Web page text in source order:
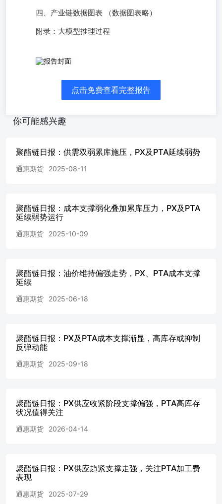
四、产业链数据图表 （数据图表略）
附录：大模型推理过程
PX及PTA供需博弈延续，关注旺季预期支撑 一、日度市场
询：Z0019145手机：
18516056442liyingjie@thqh.com.cnwww.thqh.com.cn 1.
元/吨，较前一交易日收涨0.34%，基差为-52.0元/吨。 成本
630.8万米。 供给端：PX近期装置开工率处于高位，叠加国
内PX新产能投放预期增强，供应压力逐步积累，可能对价
日平均较前值+33%），终端需求显著回暖，叠加“金九银
十”旺季预期，下游织造及聚酯开工率存在进一步上行空
间，对PTA需求形成刚性支撑，进而传导至PX环节。 库存
端：PTA工厂库存较前期略有累积，但当前库存水平仍处可
风险。 2.聚酯 09月05日，短纤主力合约收6334.0元/吨，较
及PTA期货价格连续下跌，PX由8月26日6994元/吨持续走弱
从8月26日514.93万米稳步攀升至9月5日630.8万米，需求边
际改善信号明确。库存方面，涤纶DTY、FDY库存天数分
纤6.97天也超均值4.96天，显示中下游产品累库压力；但涤
性。 二、产业链价格监测 三、产业动态及解读 （1）宏观
动态 09月05日：②理事提名人米兰：不建议将美联储控制
权交给总统。09月05日：美联储——①美国司法部已就抵押
合适的。09月04日：④美联储将于10月21日举行支付创新会
美联储理事提名人米兰：若提名获得确认将维护FOMC独立
性。09月04日：⑦美联储褐皮书：经济活动基本持平，企业
点击免费查看完整报告
你可能感兴趣
聚酯链日报：供需双弱累库施压，PX及PTA延续弱势
通惠期货 2025-08-11
聚酯链日报：成本支撑弱化叠加累库压力，PX及PTA
延续弱势运行
通惠期货 2025-10-09
聚酯链日报：油价维持偏强走势，PX、PTA成本支撑
延续
通惠期货 2025-06-18
聚酯链日报：PX及PTA成本支撑渐显，高库存或抑制
反弹动能
通惠期货 2025-09-18
聚酯链日报：PX供应收紧阶段支撑偏强，PTA高库存
状况值得关注
通惠期货 2026-04-14
聚酯链日报：PX供应趋紧支撑走强，关注PTA加工费
表现
通惠期货 2025-07-29